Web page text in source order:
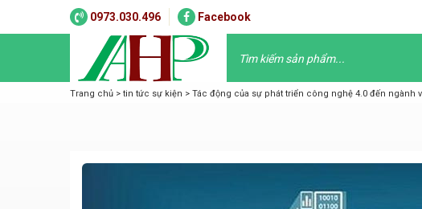
0973.030.496 Facebook
Trang chủ > tin tức sự kiện > Tác động của sự phát triển công nghệ 4.0 đến ngành